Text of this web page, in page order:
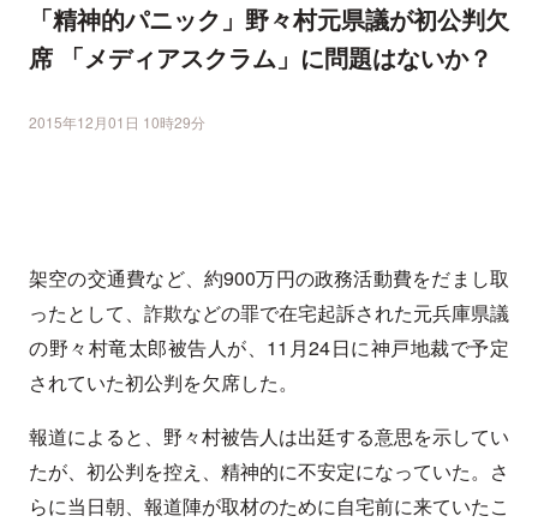
「精神的パニック」野々村元県議が初公判欠
席 「メディアスクラム」に問題はないか？
2015年12月01日 10時29分
架空の交通費など、約900万円の政務活動費をだまし取
ったとして、詐欺などの罪で在宅起訴された元兵庫県議
の野々村竜太郎被告人が、11月24日に神戸地裁で予定
されていた初公判を欠席した。
報道によると、野々村被告人は出廷する意思を示してい
たが、初公判を控え、精神的に不安定になっていた。さ
らに当日朝、報道陣が取材のために自宅前に来ていたこ